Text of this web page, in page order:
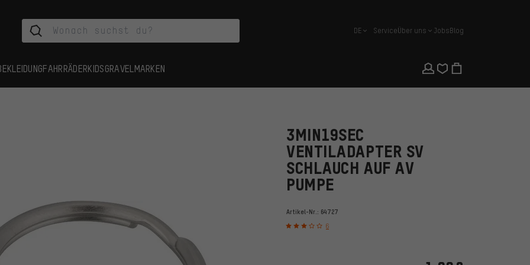
Deutsch
DE ServiceÜber uns JobsBlog
FAHRRÄDERKIDSGRAVEL MARKEN
3MIN19SEC
VENTILADAPTER SV
SCHLAUCH AUF AV
PUMPE
Artikel-Nr.: 64727
6